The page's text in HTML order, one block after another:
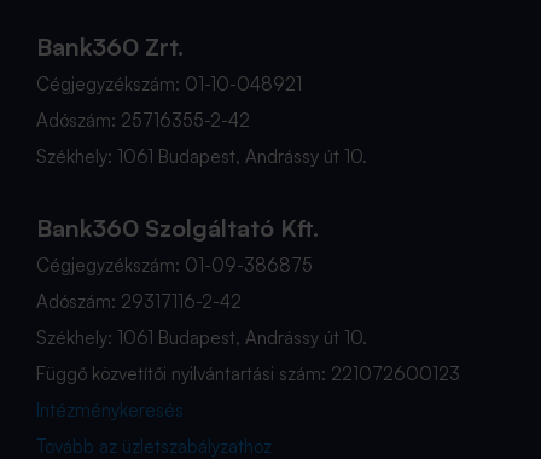
Bank360 Zrt.
Cégjegyzékszám: 01-10-048921
Adószám: 25716355-2-42
Székhely: 1061 Budapest, Andrássy út 10.
Bank360 Szolgáltató Kft.
Cégjegyzékszám: 01-09-386875
Adószám: 29317116-2-42
Székhely: 1061 Budapest, Andrássy út 10.
Függő közvetítői nyilvántartási szám: 221072600123
Intézménykeresés
Tovább az üzletszabályzathoz